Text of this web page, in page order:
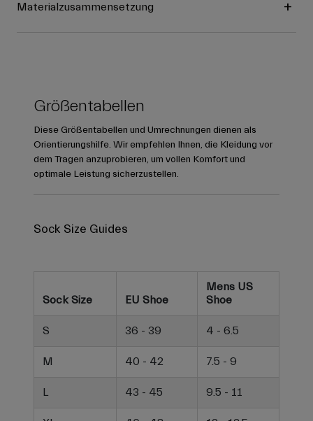
Materialzusammensetzung
Größentabellen
Diese Größentabellen und Umrechnungen dienen als
Orientierungshilfe. Wir empfehlen Ihnen, die Kleidung vor
dem Tragen anzuprobieren, um vollen Komfort und
optimale Leistung sicherzustellen.
Sock Size Guides
Sock Size EU Shoe
Mens US
Shoe
S 36 - 39 4 - 6.5
M 40 - 42 7.5 - 9
L 43 - 45 9.5 - 11